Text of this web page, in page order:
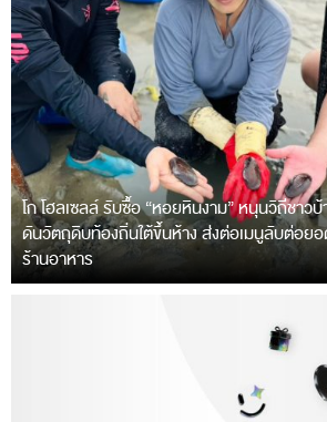
โก โฮลเซลล์ รับซื้อ “หอยหินงาม” หนุนวิถีชาว
ดันวัตถุดิบท้องถิ่นใต้ขึ้นห้าง ส่งต่อเมนูลับต่อยอ
ร้านอาหาร